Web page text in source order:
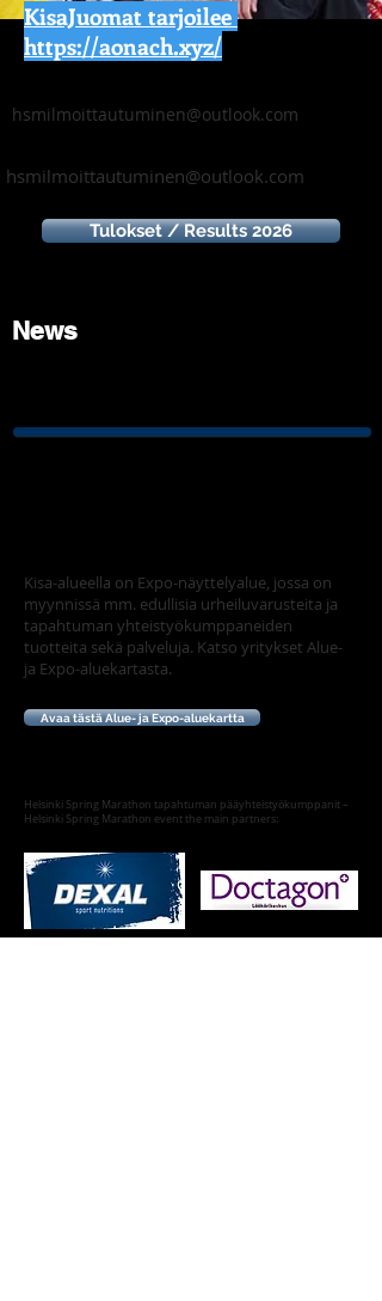
KisaJuomat tarjoilee
https://aonach.xyz/
hsmilmoittautuminen@outlook.com
hsmilmoittautuminen@outlook.com
Tulokset / Results 2026
News
Kisa-alueella on Expo-näyttelyalue, jossa on
myynnissä mm. edullisia urheiluvarusteita ja
tapahtuman yhteistyökumppaneiden
tuotteita sekä palveluja. Katso yritykset Alue-
ja Expo-aluekartasta.
Avaa tästä Alue- ja Expo-aluekartta
Helsinki Spring Marathon tapahtuman pääyhteistyökumppanit –
Helsinki Spring Marathon event the main partners: